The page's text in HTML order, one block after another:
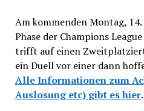
Am kommenden Montag,
Phase der Champions
trifft auf einen
ein Duell vor einer dann
Alle Informationen zum
Auslosung etc) gibt es hier.